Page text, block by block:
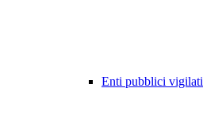
Enti pubblici vigilati